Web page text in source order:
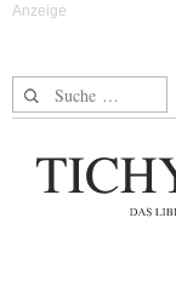
Suche nach: